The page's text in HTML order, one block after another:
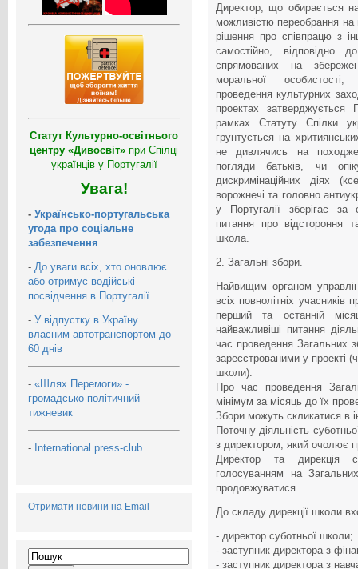
Статут Культурно-освітнього
центру «Дивосвіт» при Спілці
українців у Португалії
Увага!
- Українсько-португальська
угода про соціальне
забезпечення
- До уваги всіх, хто оновлює
або отримує водійські
посвідчення в Португалії
- У відпустку в Україну
власним автотранспортом до
60 днів
- «Шлях Перемоги» -
громадсько-політичний
тижневик
- International press-club
Отримати новини на Email
Директор, що обирається
можливістю переобрання
рішення про співпрацю з
самостійно, відповідно
спрямованих на
моральної особистості,
проведення культурних
проектах
рамках Статуту Спілки
грунтується на
не дивлячись на
погляди батьків, чи
дискримінаційних діях
ворожнечі та головно
у Португалії зберігає
питання про відстороння
школа.
2. Загальні збори.
Найвищим органом
всіх повнолітніх
перший та останній
найважливіші питання
час проведення Загальних
зареєстрованими у проекті
школи).
Про час проведення
мінімум за місяць до їх
Збори можуть скликатися в
Поточну діяльність
з директором, який очолює
Директор та дирекція
голосуванням на
продовжуватися.
До складу дирекції школи
- директор суботньої школи;
- заступник директора з
- заступник директора з